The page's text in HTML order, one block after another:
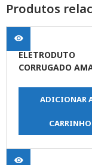
Produtos
ELETRODUTO
CORRUGADO
ADICIONAR
CARRINHO